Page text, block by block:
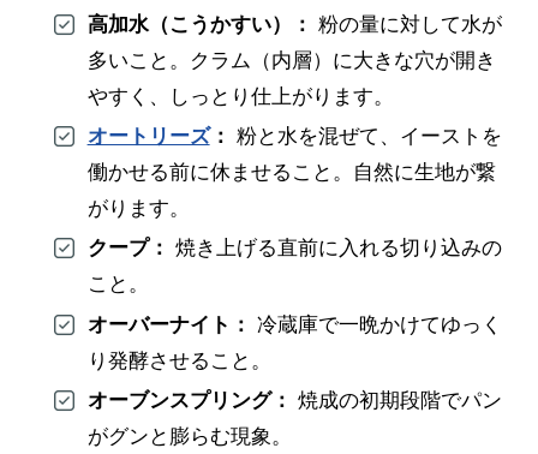
高加水（こうかすい）： 粉の量に対して水が
多いこと。クラム（内層）に大きな穴が開き
やすく、しっとり仕上がります。
オートリーズ： 粉と水を混ぜて、イーストを
働かせる前に休ませること。自然に生地が繋
がります。
クープ： 焼き上げる直前に入れる切り込みの
こと。
オーバーナイト： 冷蔵庫で一晩かけてゆっく
り発酵させること。
オーブンスプリング： 焼成の初期段階でパン
がグンと膨らむ現象。